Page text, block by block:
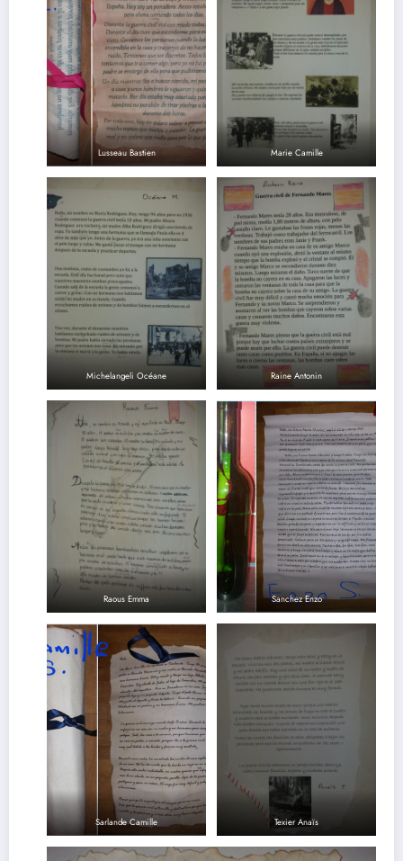
Lusseau Bastien Marie Camille
Michelangeli Océane Raine Antonin
Raous Emma Sanchez Enzo
Sarlande Camille Texier Anaïs